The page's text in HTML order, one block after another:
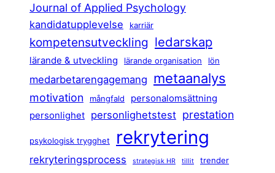
Journal of Applied Psychology
kandidatupplevelse karriär
kompetensutveckling ledarskap
lärande & utveckling lärande organisation lön
medarbetarengagemang metaanalys
motivation mångfald
personalomsättning
personlighet personlighetstest prestation
psykologisk trygghet rekrytering
rekryteringsprocess strategisk HR tillit trender